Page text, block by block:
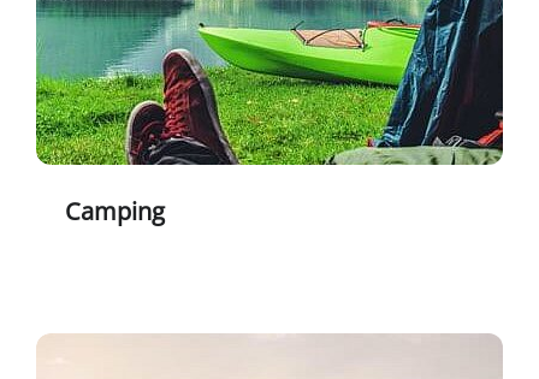
Camping